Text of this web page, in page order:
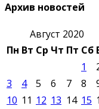
Архив новостей
Август 2020
Пн Вт Ср Чт Пт Сб
1
3
4 5 6 7 8
10 11 12 13 14 15